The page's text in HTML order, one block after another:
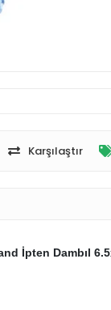
Karşılaştır
İpten Dambıl